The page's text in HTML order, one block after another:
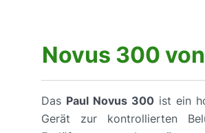
Novus 300
Das Paul Novus 300 ist ein
Gerät zur kontrollierten